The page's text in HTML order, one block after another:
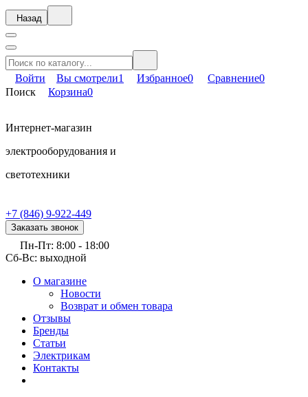
Назад
Войти Вы смотрели1 Избранное0 Сравнение0
Поиск
Корзина0
Интернет-магазин
электрооборудования и
светотехники
+7 (846) 9-922-449
Заказать звонок
Пн-Пт: 8:00 - 18:00
Сб-Вс: выходной
О магазине
Новости
Возврат и обмен товара
Отзывы
Бренды
Статьи
Электрикам
Контакты